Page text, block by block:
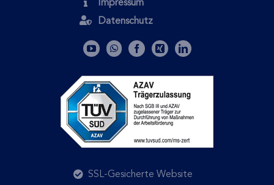
Impressum
Datenschutz
SSL-Gesicherte Website